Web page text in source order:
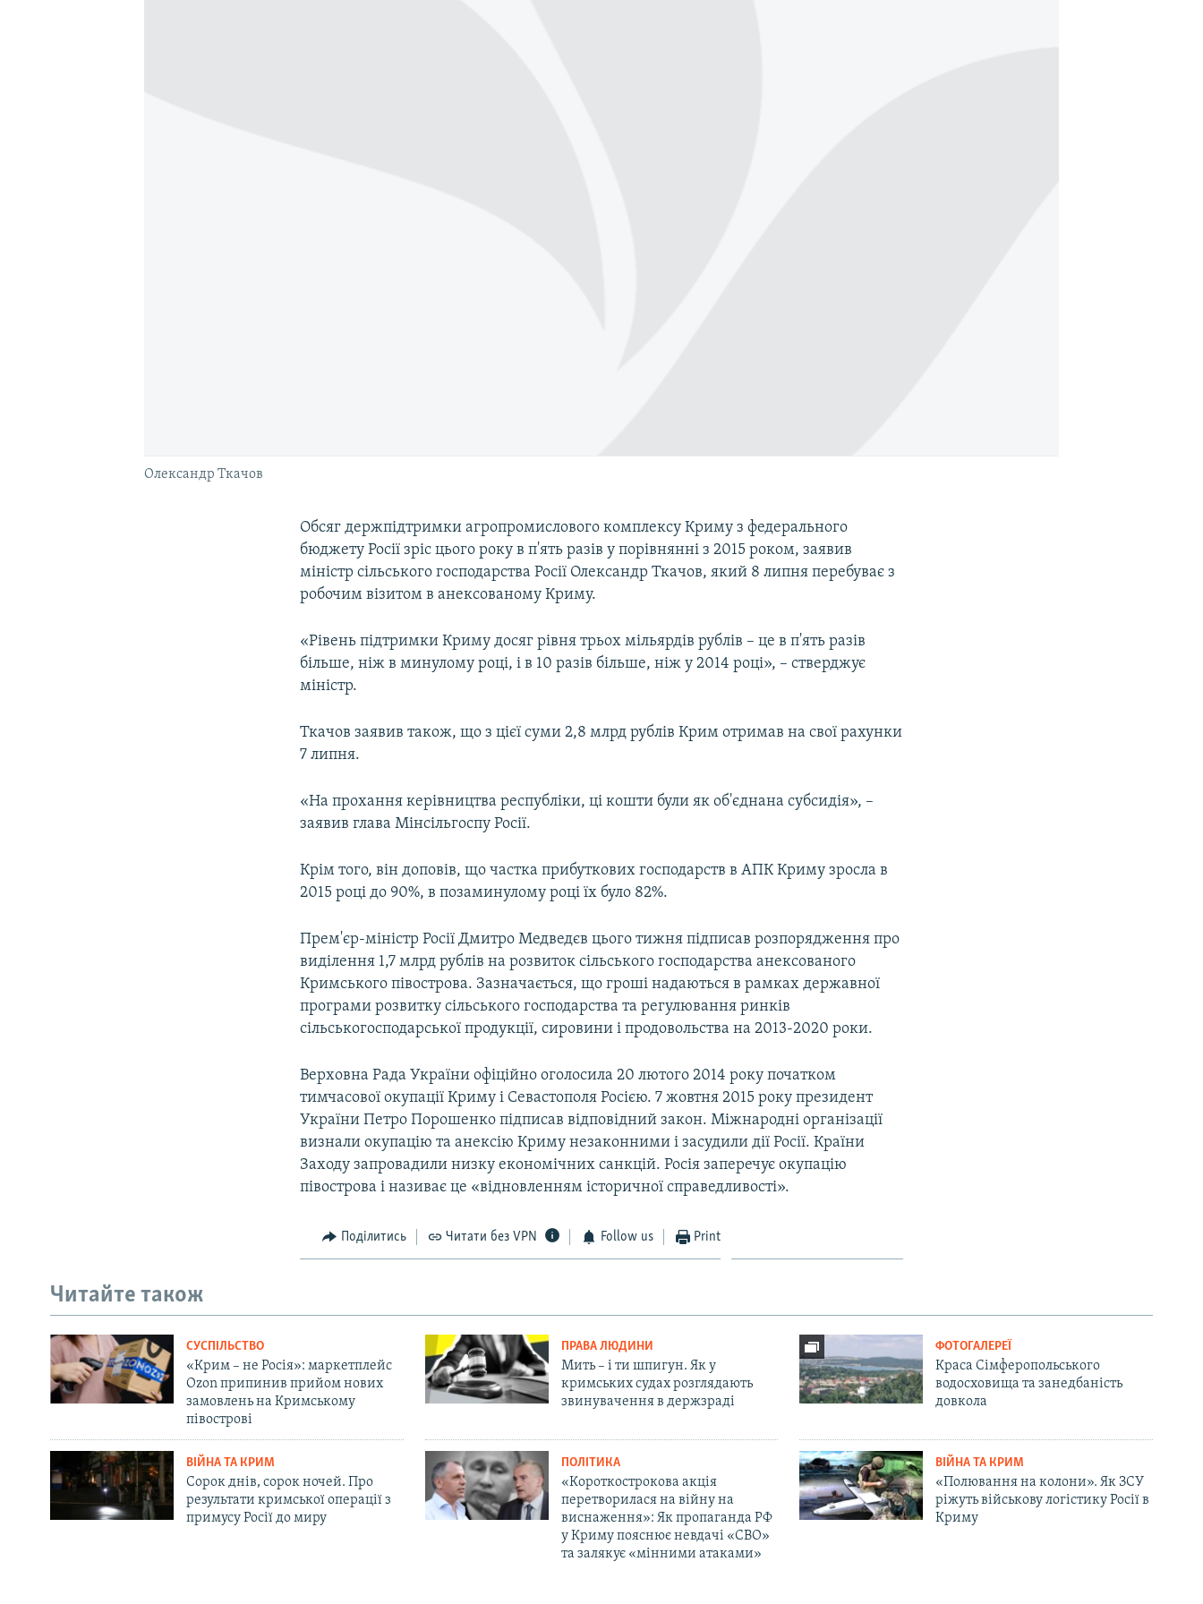
Олександр Ткачов
Обсяг держпідтримки агропромислового комплексу Криму з федерального
бюджету Росії зріс цього року в п'ять разів у порівнянні з 2015 роком, заявив
міністр сільського господарства Росії Олександр Ткачов, який 8 липня перебуває з
робочим візитом в анексованому Криму.
«Рівень підтримки Криму досяг рівня трьох мільярдів рублів – це в п'ять разів
більше, ніж в минулому році, і в 10 разів більше, ніж у 2014 році», – стверджує
міністр.
Ткачов заявив також, що з цієї суми 2,8 млрд рублів Крим отримав на свої рахунки
7 липня.
«На прохання керівництва республіки, ці кошти були як об'єднана субсидія», –
заявив глава Мінсільгоспу Росії.
Крім того, він доповів, що частка прибуткових господарств в АПК Криму зросла в
2015 році до 90%, в позаминулому році їх було 82%.
Прем'єр-міністр Росії Дмитро Медведєв цього тижня підписав розпорядження про
виділення 1,7 млрд рублів на розвиток сільського господарства анексованого
Кримського півострова. Зазначається, що гроші надаються в рамках державної
програми розвитку сільського господарства та регулювання ринків
сільськогосподарської продукції, сировини і продовольства на 2013-2020 роки.
Верховна Рада України офіційно оголосила 20 лютого 2014 року початком
тимчасової окупації Криму і Севастополя Росією. 7 жовтня 2015 року президент
України Петро Порошенко підписав відповідний закон. Міжнародні організації
визнали окупацію та анексію Криму незаконними і засудили дії Росії. Країни
Заходу запровадили низку економічних санкцій. Росія заперечує окупацію
півострова і називає це «відновленням історичної справедливості».
Поділитись Читати без VPN Follow us Print
Читайте також
СУСПІЛЬСТВО
«Крим – не Росія»: маркетплейс
Ozon припинив прийом нових
замовлень на Кримському
півострові
ПРАВА ЛЮДИНИ
Мить – і ти шпигун. Як у
кримських судах розглядають
звинувачення в держзраді
ФОТОГАЛЕРЕЇ
Краса Сімферопольського
водосховища та занедбаність
довкола
ВІЙНА ТА КРИМ
Сорок днів, сорок ночей. Про
результати кримської операції з
примусу Росії до миру
ПОЛІТИКА
«Короткострокова акція
перетворилася на війну на
виснаження»: Як пропаганда РФ
у Криму пояснює невдачі «СВО»
та залякує «мінними атаками»
ВІЙНА ТА КРИМ
«Полювання на колони». Як ЗСУ
ріжуть військову логістику Росії в
Криму